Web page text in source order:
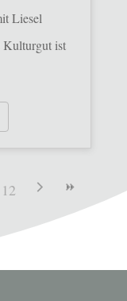
Liesel
Kulturgut ist
12